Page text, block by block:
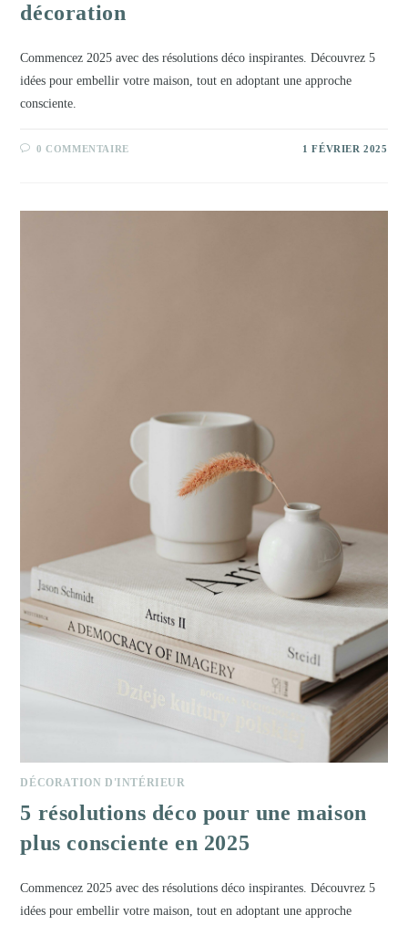
décoration
Commencez 2025 avec des résolutions déco inspirantes. Découvrez 5
idées pour embellir votre maison, tout en adoptant une approche
consciente.
0 COMMENTAIRE 1 FÉVRIER 2025
DÉCORATION D'INTÉRIEUR
5 résolutions déco pour une maison
plus consciente en 2025
Commencez 2025 avec des résolutions déco inspirantes. Découvrez 5
idées pour embellir votre maison, tout en adoptant une approche